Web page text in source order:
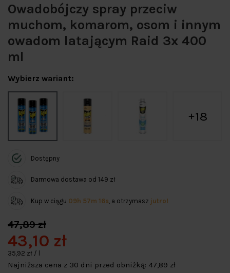
Owadobójczy spray przeciw
muchom, komarom, osom i innym
owadom latającym Raid 3x 400
ml
Wybierz wariant:
18
Dostępny
Darmowa dostawa od 149 zł
Kup w ciągu 09h 57m 16s , a otrzymasz jutro!
47,89 zł
43,10 zł
35,92 zł / l
Najniższa cena z 30 dni przed obniżką: 47,89 zł